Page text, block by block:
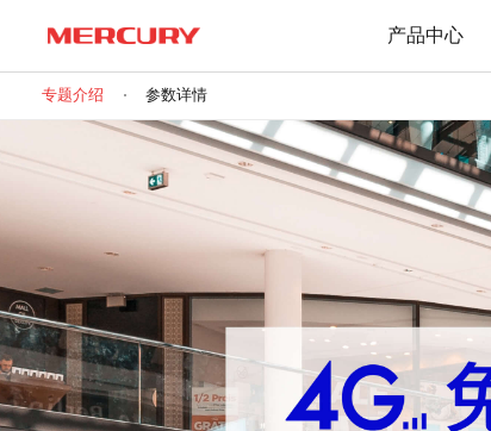
产品中心
路由器
Wi-Fi 7无
Wi-Fi 6无线
Mesh无线
1900M无
1200M无线
Wi-Fi 4无
其他规格
交换机
百兆交换
千兆交换机
网管交换机
POE交换
2.5G交换机
下载中心
专题介绍 参数详情